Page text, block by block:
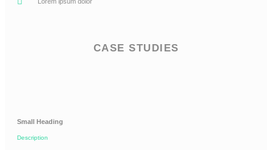
Lorem ipsum dolor
CASE STUDIES
Small Heading
Description